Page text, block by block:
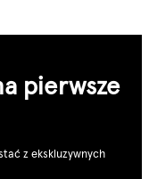
pierwsze
z ekskluzywnych